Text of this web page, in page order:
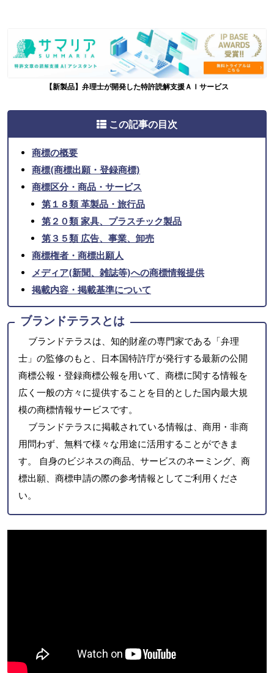
【新製品】弁理士が開発した特許読解支援ＡＩサービス
この記事の目次
商標の概要
商標(商標出願・登録商標)
商標区分・商品・サービス
第１８類 革製品・旅行品
第２０類 家具、プラスチック製品
第３５類 広告、事業、卸売
商標権者・商標出願人
メディア(新聞、雑誌等)への商標情報提供
掲載内容・掲載基準について
ブランドテラスとは
ブランドテラスは、知的財産の専門家である「弁理
士」の監修のもと、日本国特許庁が発行する最新の公開
商標公報・登録商標公報を用いて、商標に関する情報を
広く一般の方々に提供することを目的とした国内最大規
模の商標情報サービスです。
ブランドテラスに掲載されている情報は、商用・非商
用問わず、無料で様々な用途に活用することができま
す。 自身のビジネスの商品、サービスのネーミング、商
標出願、商標申請の際の参考情報としてご利用くださ
い。